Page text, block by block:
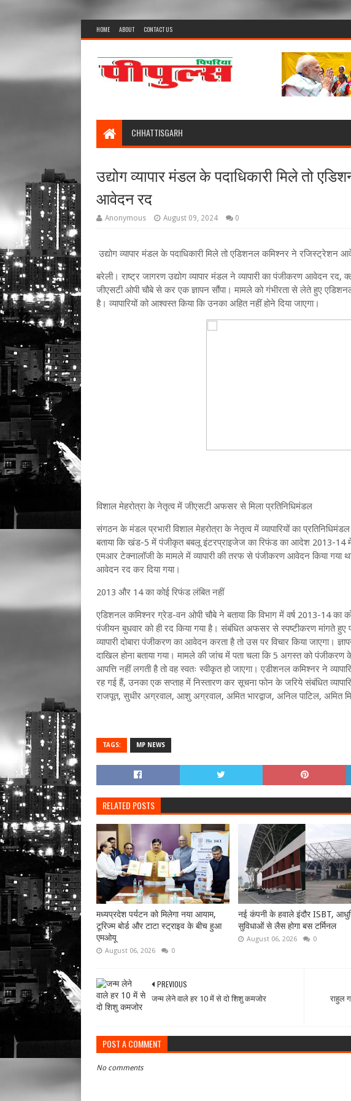
HOME ABOUT CONTACT US
CHHATTISGARH
उद्योग व्यापार मंडल के पदाधिकारी मिले तो
आवेदन रद
Anonymous August 09, 2024 0
उद्योग व्यापार मंडल के पदाधिकारी मिले तो एडिशनल कमिश्नर ने रजिस्ट्रेशन
बरेली। राष्ट्र जागरण उद्योग व्यापार मंडल ने व्यापारी का पंजीकरण आवेदन
जीएसटी ओपी चौबे से कर एक ज्ञापन सौंपा। मामले को गंभीरता से लेते हुए
है। व्यापारियों को आश्वस्त किया कि उनका अहित नहीं होने दिया जाएगा।
विशाल मेहरोत्रा के नेतृत्व में जीएसटी अफसर से मिला प्रतिनिधिमंडल
संगठन के मंडल प्रभारी विशाल मेहरोत्रा के नेतृत्व में व्यापारियों का
बताया कि खंड-5 में पंजीकृत बबलू इंटरप्राइजेज का रिफंड का आदेश 2013-14 में
एमआर टेक्नालॉजी के मामले में व्यापारी की तरफ से पंजीकरण आवेदन किया गया
आवेदन रद कर दिया गया।
2013 और 14 का कोई रिफंड लंबित नहीं
एडिशनल कमिश्नर ग्रेड-वन ओपी चौबे ने बताया कि विभाग में वर्ष 2013-14 का
पंजीयन बुधवार को ही रद किया गया है। संबंधित अफसर से स्पष्टीकरण मांगते
व्यापारी दोबारा पंजीकरण का आवेदन करता है तो उस पर विचार किया जाएगा।
दाखिल होना बताया गया। मामले की जांच में पता चला कि 5 अगस्त को
आपत्ति नहीं लगती है तो वह स्वतः स्वीकृत हो जाएगा। एडीशनल कमिश्नर ने
रह गई हैं, उनका एक सप्ताह में निस्तारण कर सूचना फोन के जरिये संबंधित
राजपूत, सुधीर अग्रवाल, आशु अग्रवाल, अमित भारद्वाज, अनिल पाटिल, अमित
TAGS: MP NEWS
RELATED POSTS
मध्यप्रदेश पर्यटन को मिलेगा नया आयाम,
टूरिज्म बोर्ड और टाटा स्ट्राइव के बीच हुआ
एमओयू
August 06, 2026 0
नई कंपनी के हवाले इंदौर ISBT,
सुविधाओं से लैस होगा बस टर्मिनल
August 06, 2026 0
राहुल
PREVIOUS
जन्म लेने वाले हर 10 में से दो शिशु कमजोर
POST A COMMENT
No comments